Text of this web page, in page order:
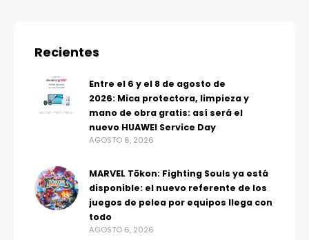
Recientes
Entre el 6 y el 8 de agosto de
2026: Mica protectora, limpieza y
mano de obra gratis: así será el
nuevo HUAWEI Service Day
AGOSTO 6, 2026
MARVEL Tōkon: Fighting Souls ya está
disponible: el nuevo referente de los
juegos de pelea por equipos llega con
todo
AGOSTO 6, 2026